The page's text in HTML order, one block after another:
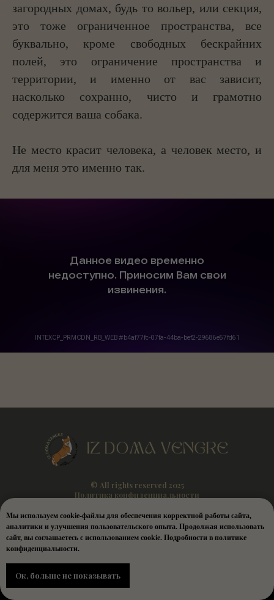
Мы используем cookie-файлы для обеспечения корректной работы сайта,
аналитики и улучшения пользовательского опыта. Продолжая использовать
сайт, вы соглашаетесь с использованием cookie. Подробности в политике
конфиденциальности.
Ок, больше не показывать
загородных домах, будь то вольер, или секция,
это тоже ограниченное пространства, все
буквально, кроме свободных бескрайних
полей, это ограничение пространства и
территории, и именно от вас зависит,
насколько сохранно, чисто и грамотно
содержится ваша собака.
Не место красит человека, а человек место, и
для меня это именно так.
© All rights reserved 2025
Политика конфиденциальности
Made on